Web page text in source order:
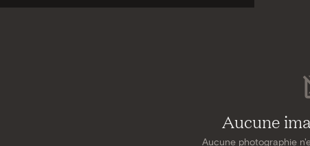
Aucune
Aucune photographie